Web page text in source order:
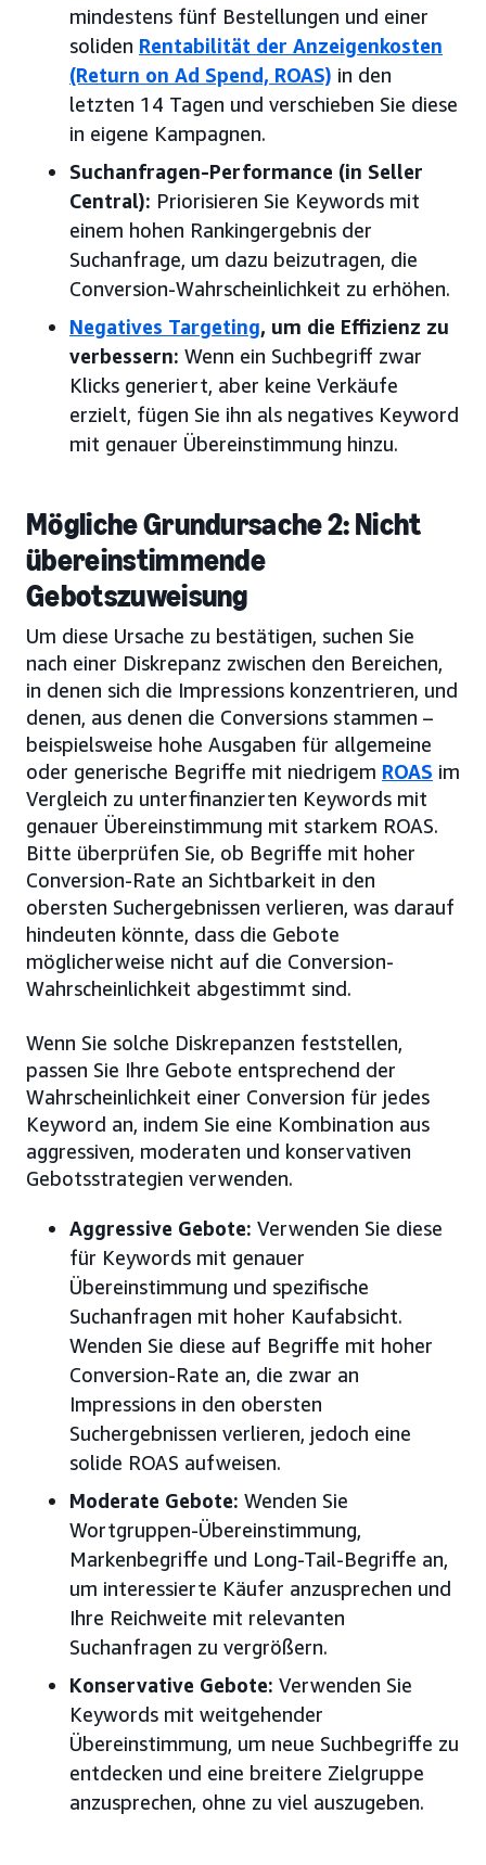
mindestens fünf Bestellungen und einer
soliden Rentabilität der Anzeigenkosten
(Return on Ad Spend, ROAS) in den
letzten 14 Tagen und verschieben Sie diese
in eigene Kampagnen.
Suchanfragen-Performance (in Seller
Central): Priorisieren Sie Keywords mit
einem hohen Rankingergebnis der
Suchanfrage, um dazu beizutragen, die
Conversion-Wahrscheinlichkeit zu erhöhen.
Negatives Targeting, um die Effizienz zu
verbessern: Wenn ein Suchbegriff zwar
Klicks generiert, aber keine Verkäufe
erzielt, fügen Sie ihn als negatives Keyword
mit genauer Übereinstimmung hinzu.
Mögliche Grundursache 2: Nicht
übereinstimmende
Gebotszuweisung
Um diese Ursache zu bestätigen, suchen Sie
nach einer Diskrepanz zwischen den Bereichen,
in denen sich die Impressions konzentrieren, und
denen, aus denen die Conversions stammen –
beispielsweise hohe Ausgaben für allgemeine
oder generische Begriffe mit niedrigem ROAS im
Vergleich zu unterfinanzierten Keywords mit
genauer Übereinstimmung mit starkem ROAS.
Bitte überprüfen Sie, ob Begriffe mit hoher
Conversion-Rate an Sichtbarkeit in den
obersten Suchergebnissen verlieren, was darauf
hindeuten könnte, dass die Gebote
möglicherweise nicht auf die Conversion-
Wahrscheinlichkeit abgestimmt sind.
Wenn Sie solche Diskrepanzen feststellen,
passen Sie Ihre Gebote entsprechend der
Wahrscheinlichkeit einer Conversion für jedes
Keyword an, indem Sie eine Kombination aus
aggressiven, moderaten und konservativen
Gebotsstrategien verwenden.
Aggressive Gebote: Verwenden Sie diese
für Keywords mit genauer
Übereinstimmung und spezifische
Suchanfragen mit hoher Kaufabsicht.
Wenden Sie diese auf Begriffe mit hoher
Conversion-Rate an, die zwar an
Impressions in den obersten
Suchergebnissen verlieren, jedoch eine
solide ROAS aufweisen.
Moderate Gebote: Wenden Sie
Wortgruppen-Übereinstimmung,
Markenbegriffe und Long-Tail-Begriffe an,
um interessierte Käufer anzusprechen und
Ihre Reichweite mit relevanten
Suchanfragen zu vergrößern.
Konservative Gebote: Verwenden Sie
Keywords mit weitgehender
Übereinstimmung, um neue Suchbegriffe zu
entdecken und eine breitere Zielgruppe
anzusprechen, ohne zu viel auszugeben.